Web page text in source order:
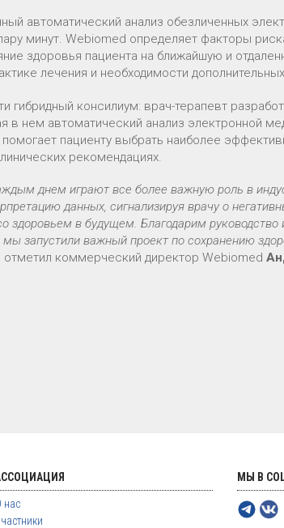
автоматический анализ обезличенных
минут. Webiomed определяет факторы
здоровья пациента на ближайшую и
лечения и необходимости
гибридный консилиум: врач-терапевт
в нем автоматический анализ электронной
пациенту выбрать наиболее
рекомендациях.
днем играют все более важную роль в
данных, сигнализируя врачу о
здоровьем в будущем. Благодарим руководство
запустили важный проект по сохранению
отметил коммерческий директор Webiomed
нас
МЫ В